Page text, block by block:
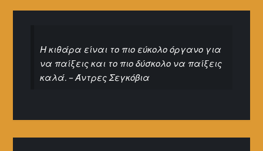
Η κιθάρα είναι το πιο εύκολο όργανο για
να παίξεις και το πιο δύσκολο να παίξεις
καλά. – Άντρες Σεγκόβια